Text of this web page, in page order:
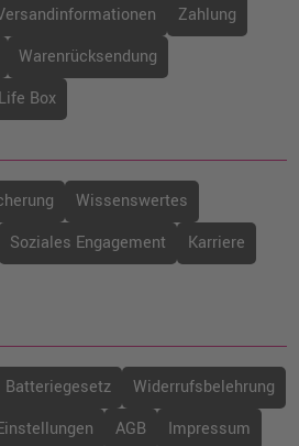
Zahlung
Warenrücksendung
Box
Wissenswertes
Soziales Engagement
Karriere
Batteriegesetz
Widerrufsbelehrung
AGB Impressum